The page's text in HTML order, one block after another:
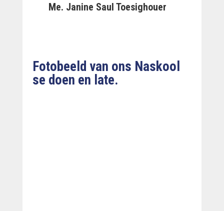
Me. Janine Saul Toesighouer
Fotobeeld van ons Naskool
se doen en late.